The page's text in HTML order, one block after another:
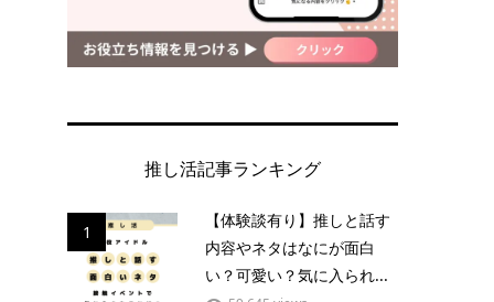
推し活記事ランキング
1
【体験談有り】推しと話す
内容やネタはなにが面白
い？可愛い？気に入られ...